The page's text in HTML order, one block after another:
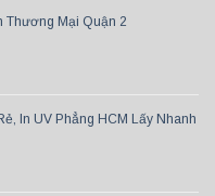
Thương Mại Quận 2
In UV Phẳng HCM Lấy Nhanh